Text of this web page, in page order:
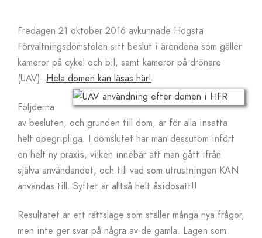
Fredagen 21 oktober 2016 avkunnade Högsta
Förvaltningsdomstolen sitt beslut i ärendena som gäller
kameror på cykel och bil, samt kameror på drönare
(UAV). Hela domen kan läsas här!
Följderna
av besluten, och grunden till dom, är för alla insatta
helt obegripliga. I domslutet har man dessutom infört
en helt ny praxis, vilken innebär att man gått ifrån
själva användandet, och till vad som utrustningen KAN
användas till. Syftet är alltså helt åsidosatt!!
Resultatet är ett rättsläge som ställer många nya frågor,
men inte ger svar på några av de gamla. Lagen som